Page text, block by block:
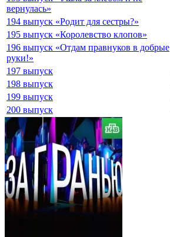
вернулась»
194 выпуск «Родит для сестры?»
195 выпуск «Королевство клопов»
196 выпуск «Отдам правнуков в добрые
руки!»
197 выпуск
198 выпуск
199 выпуск
200 выпуск